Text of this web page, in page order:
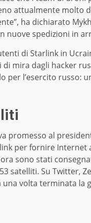
attualmente molto
ha dichiarato
nuove spedizioni in
di Starlink in
mira dagli hacker
per l’esercito russo:
promesso al
per fornire Internet
sono stati
satelliti. Su Twitter,
una volta terminata la